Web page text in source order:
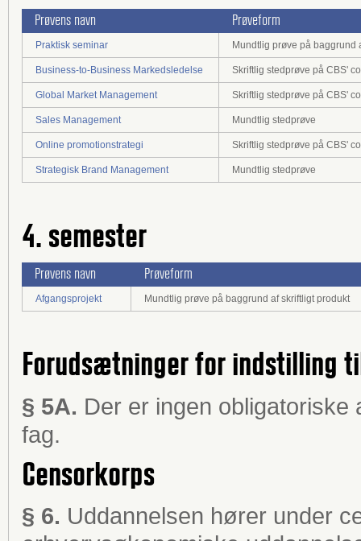
Prøvens navn Prøveform
Praktisk seminar Mundtlig prøve på baggrund
Business-to-Business Markedsledelse Skriftlig stedprøve på CBS'
Global Market Management Skriftlig stedprøve på CBS'
Sales Management Mundtlig stedprøve
Online promotionstrategi Skriftlig stedprøve på CBS'
Strategisk Brand Management Mundtlig stedprøve
4. semester
Prøvens navn Prøveform
Afgangsprojekt Mundtlig prøve på baggrund af skriftligt produkt
Forudsætninger for indstilling
§ 5A. Der er ingen
fag.
Censorkorps
§ 6. Uddannelsen hører under